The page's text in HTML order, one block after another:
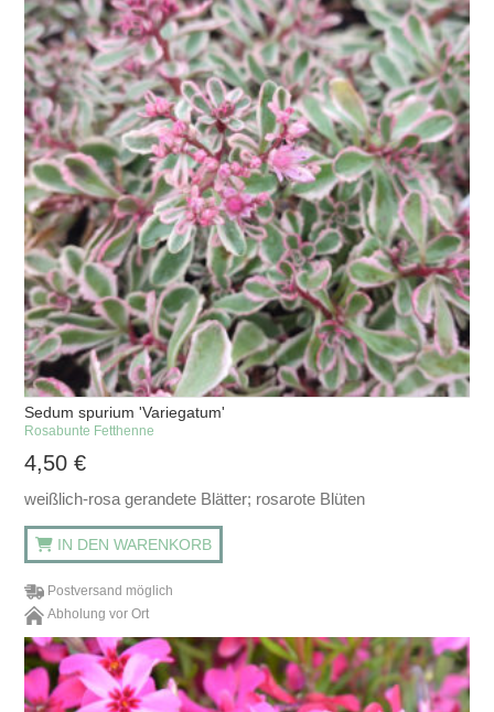
Sedum spurium 'Variegatum'
Rosabunte Fetthenne
4,50€
weißlich-rosa gerandete Blätter; rosarote Blüten
IN DEN WARENKORB
Postversand möglich
Abholung vor Ort